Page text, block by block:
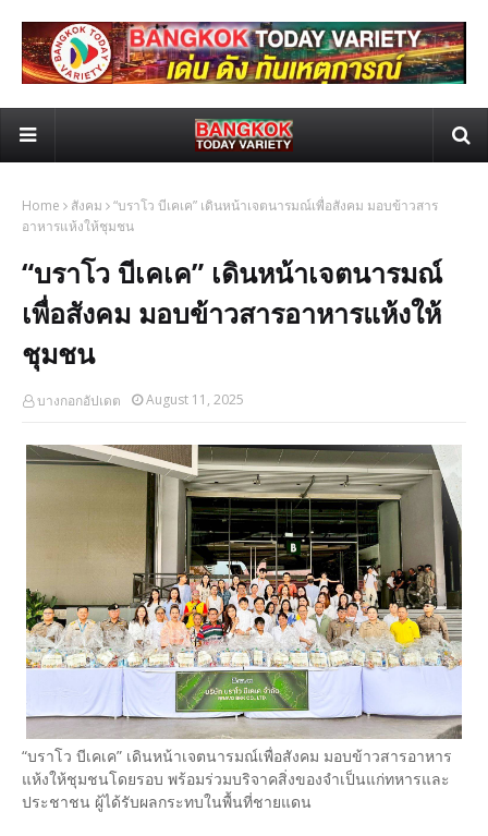
Home สังคม
“บราโว บีเคเค” เดินหน้าเจตนารมณ์เพื่อสังคม มอบข้าวสาร
อาหารแห้งให้ชุมชน
“บราโว บีเคเค” เดินหน้าเจตนารมณ์
เพื่อสังคม มอบข้าวสารอาหารแห้งให้
ชุมชน
บางกอกอัปเดต August 11, 2025
“บราโว บีเคเค” เดินหน้าเจตนารมณ์เพื่อสังคม มอบข้าวสารอาหาร
แห้งให้ชุมชนโดยรอบ พร้อมร่วมบริจาคสิ่งของจำเป็นแก่ทหารและ
ประชาชน ผู้ได้รับผลกระทบในพื้นที่ชายแดน